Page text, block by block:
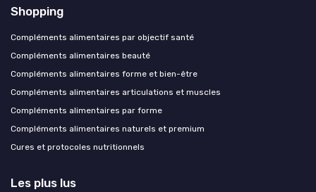
Shopping
Compléments alimentaires par objectif santé
Compléments alimentaires beauté
Compléments alimentaires forme et bien-être
Compléments alimentaires articulations et muscles
Compléments alimentaires par forme
Compléments alimentaires naturels et premium
Cures et protocoles nutritionnels
Les plus lus